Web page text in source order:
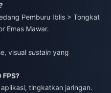
Pemburu Iblis > Tongkat
Emas Mawar.
visual sustain yang
tingkatkan jaringan.